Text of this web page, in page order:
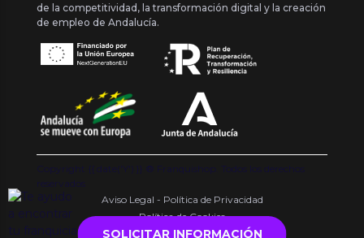
SOLICITAR INFORMACIÓN
de la competitividad, la transformación digital y la creación
de empleo de Andalucía.
Copyright {{ date('Y') }} ® Franquishop. Todos los derechos
reservados
Aviso Legal - Política de Privacidad
Política de Cookies